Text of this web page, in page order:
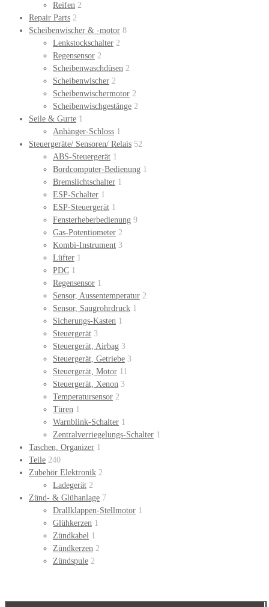
Reifen 2
Repair Parts 2
Scheibenwischer & -motor 8
Lenkstockschalter 2
Regensensor 2
Scheibenwaschdüsen 2
Scheibenwischer 2
Scheibenwischermotor 2
Scheibenwischgestänge 2
Seile & Gurte 1
Anhänger-Schloss 1
Steuergeräte/ Sensoren/ Relais 52
ABS-Steuergerät 1
Bordcomputer-Bedienung 1
Bremslichtschalter 1
ESP-Schalter 1
ESP-Steuergerät 1
Fensterheberbedienung 9
Gas-Potentiometer 2
Kombi-Instrument 3
Lüfter 1
PDC 1
Regensensor 1
Sensor, Aussentemperatur 2
Sensor, Saugrohrdruck 1
Sicherungs-Kasten 1
Steuergerät 3
Steuergerät, Airbag 3
Steuergerät, Getriebe 3
Steuergerät, Motor 11
Steuergerät, Xenon 3
Temperatursensor 2
Türen 1
Warnblink-Schalter 1
Zentralverriegelungs-Schalter 1
Taschen, Organizer 1
Teile 240
Zubehör Elektronik 2
Ladegerät 2
Zünd- & Glühanlage 7
Drallklappen-Stellmotor 1
Glühkerzen 1
Zündkabel 1
Zündkerzen 2
Zündspule 2